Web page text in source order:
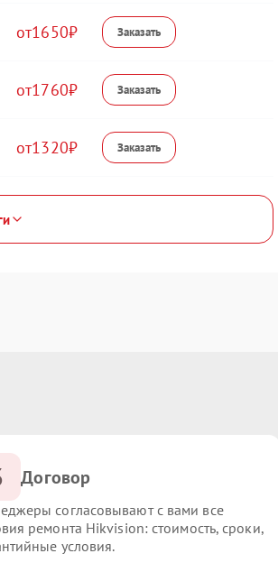
1650
1760
1320
Договор
согласовывают с вами все
ремонта Hikvision: стоимость, сроки,
условия.